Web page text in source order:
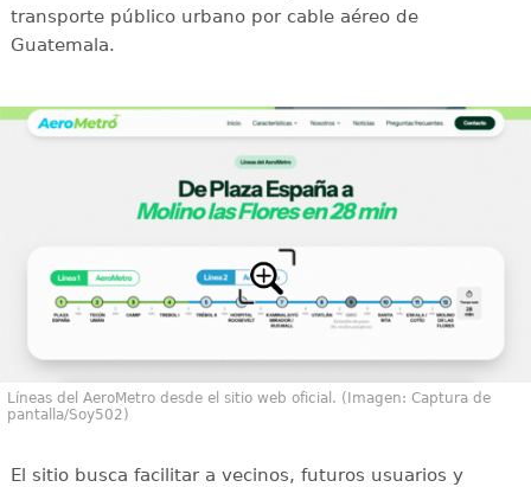
transporte público urbano por cable aéreo de
Guatemala.
Líneas del AeroMetro desde el sitio web oficial. (Imagen: Captura de
pantalla/Soy502)
El sitio busca facilitar a vecinos, futuros usuarios y